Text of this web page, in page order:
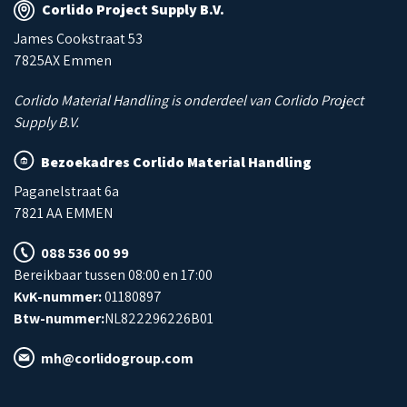
Corlido Project Supply B.V.
James Cookstraat 53
7825AX Emmen
Corlido Material Handling is onderdeel van Corlido Project
Supply B.V.
Bezoekadres Corlido Material Handling
Paganelstraat 6a
7821 AA EMMEN
088 536 00 99
Bereikbaar tussen 08:00 en 17:00
KvK-nummer:01180897
Btw-nummer:NL822296226B01
mh@corlidogroup.com